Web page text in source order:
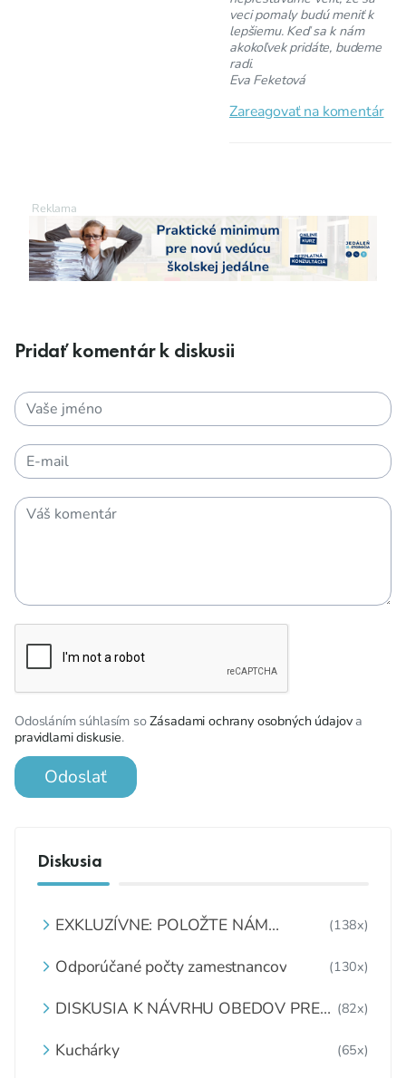
veci pomaly budú meniť k
lepšiemu. Keď sa k nám
akokoľvek pridáte, budeme
radi.
Eva Feketová
Zareagovať na komentár
Pridať komentár k diskusii
Odosláním súhlasím soZásadami ochrany osobných údajova
pravidlami diskusie.
Odoslať
Diskusia
EXKLUZÍVNE: POLOŽTE NÁM
(138x)
Odporúčané počty zamestnancov (130x)
DISKUSIA K NÁVRHU OBEDOV PRE
(82x)
Kuchárky (65x)